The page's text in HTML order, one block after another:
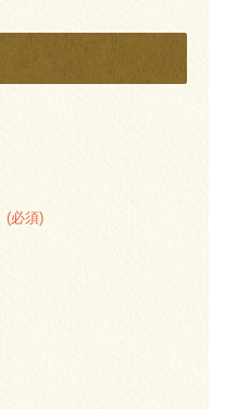
(必須)